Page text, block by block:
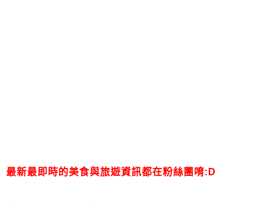
最新最即時的美食與旅遊資訊都在粉絲團唷:D